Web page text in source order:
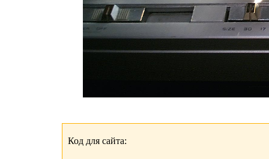
Код для сайта: